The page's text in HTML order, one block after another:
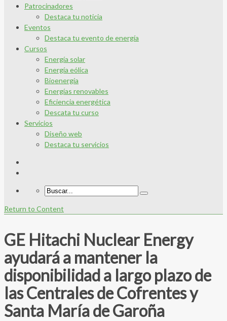
Patrocinadores
Destaca tu noticia
Eventos
Destaca tu evento de energía
Cursos
Energía solar
Energía eólica
Bioenergía
Energías renovables
Eficiencia energética
Descata tu curso
Servicios
Diseño web
Destaca tu servicios
Return to Content
GE Hitachi Nuclear Energy
ayudará a mantener la
disponibilidad a largo plazo de
las Centrales de Cofrentes y
Santa María de Garoña